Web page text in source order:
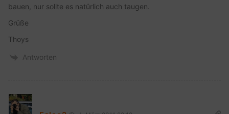
bauen, nur sollte es natürlich auch taugen.
Grüße
Thoys
Antworten